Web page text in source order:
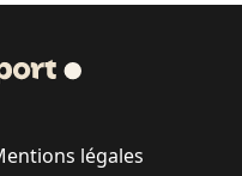
légales